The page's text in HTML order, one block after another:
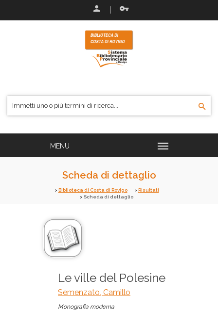
Scheda di dettaglio
Biblioteca di Costa di Rovigo
Risultati
Scheda di dettaglio
Le ville del Polesine
Semenzato, Camillo
Monografia moderna